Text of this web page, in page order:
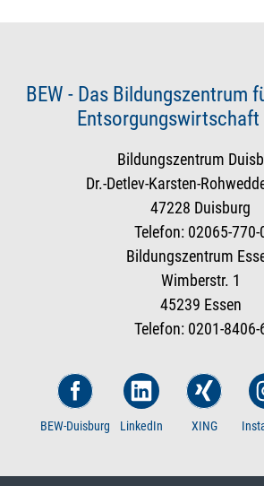
BEW - Das Bildungszentrum
Entsorgungswirtschaft
Bildungszentrum
Dr.-Detlev-Karsten-
47228 Duisburg
Telefon: 02065-770-
Bildungszentrum
Wimberstr. 1
45239 Essen
Telefon: 0201-8406-
BEW-Duisburg LinkedIn XING